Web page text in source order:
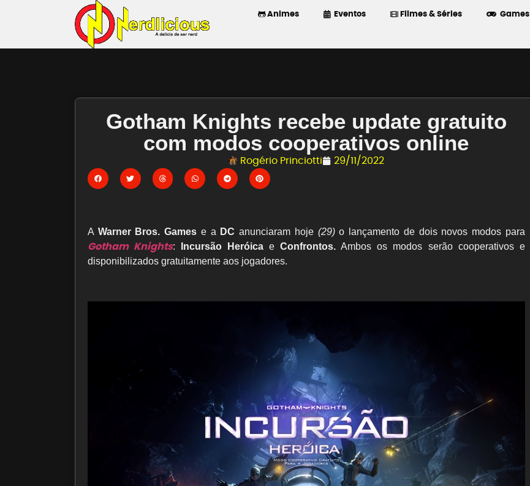
Animes Eventos Filmes & Séries Games
Gotham Knights recebe update gratuito
com modos cooperativos online
Rogério Princiotti 29/11/2022
A Warner Bros. Games e a DC anunciaram hoje (29)o lançamento de dois novos modos para
Gotham Knights: Incursão Heróica eConfrontos. Ambos os modos serão cooperativos e
disponibilizados gratuitamente aos jogadores.